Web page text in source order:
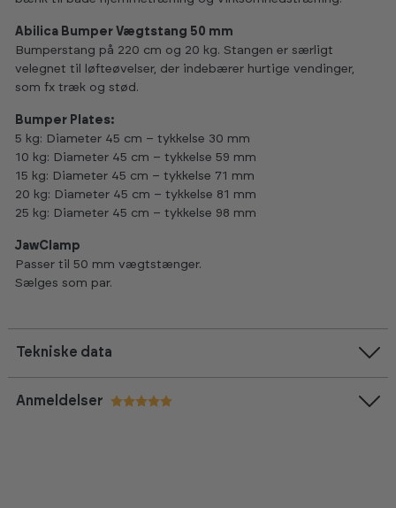
Abilica Bumper Vægtstang 50 mm
Bumperstang på 220 cm og 20 kg. Stangen er særligt
velegnet til løfteøvelser, der indebærer hurtige vendinger,
som fx træk og stød.
Bumper Plates:
5 kg: Diameter 45 cm – tykkelse 30 mm
10 kg: Diameter 45 cm – tykkelse 59 mm
15 kg: Diameter 45 cm – tykkelse 71 mm
20 kg: Diameter 45 cm – tykkelse 81 mm
25 kg: Diameter 45 cm – tykkelse 98 mm
JawClamp
Passer til 50 mm vægtstænger.
Sælges som par.
Tekniske data
Anmeldelser